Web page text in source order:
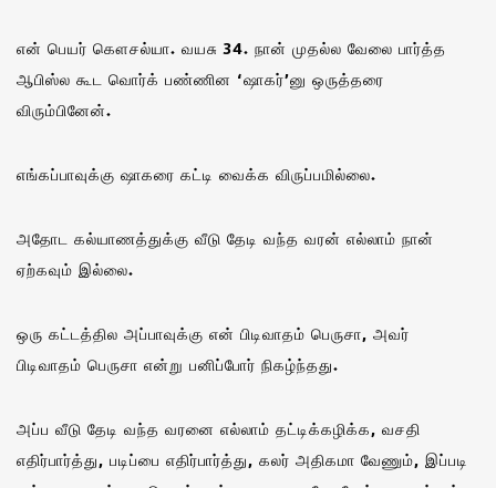
என் பெயர் கௌசல்யா. வயசு 34. நான் முதல்ல வேலை பார்த்த
ஆபிஸ்ல கூட வொர்க் பண்ணின ‘ஷாகர்’னு ஒருத்தரை
விரும்பினேன்.
எங்கப்பாவுக்கு ஷாகரை கட்டி வைக்க விருப்பமில்லை.
அதோட கல்யாணத்துக்கு வீடு தேடி வந்த வரன் எல்லாம் நான்
ஏற்கவும் இல்லை.
ஒரு கட்டத்தில அப்பாவுக்கு என் பிடிவாதம் பெருசா, அவர்
பிடிவாதம் பெருசா என்று பனிப்போர் நிகழ்ந்தது.
அப்ப வீடு தேடி வந்த வரனை எல்லாம் தட்டிக்கழிக்க, வசதி
எதிர்பார்த்து, படிப்பை எதிர்பார்த்து, கலர் அதிகமா வேணும், இப்படி